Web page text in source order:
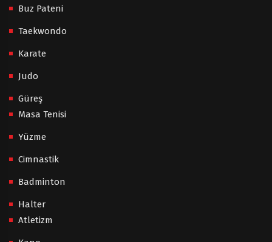
Buz Pateni
Taekwondo
Karate
Judo
Güreş
Masa Tenisi
Yüzme
Cimnastik
Badminton
Halter
Atletizm